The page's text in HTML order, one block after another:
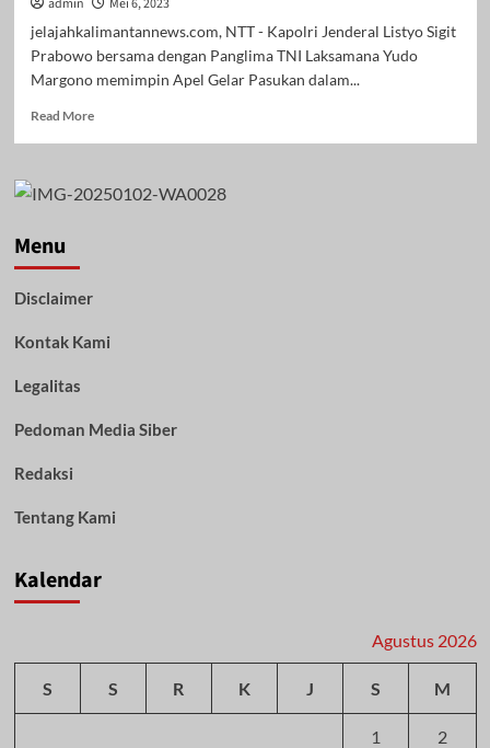
admin
Mei 6, 2023
jelajahkalimantannews.com, NTT - Kapolri Jenderal Listyo Sigit
Prabowo bersama dengan Panglima TNI Laksamana Yudo
Margono memimpin Apel Gelar Pasukan dalam...
Read MoreRead
Gelar
TNI,
TNI-
Solid
Menu
Disclaimer
Kontak Kami
Legalitas
Pedoman Media Siber
Redaksi
Tentang Kami
Kalendar
Agustus 2026
S S R K J S M
1 2